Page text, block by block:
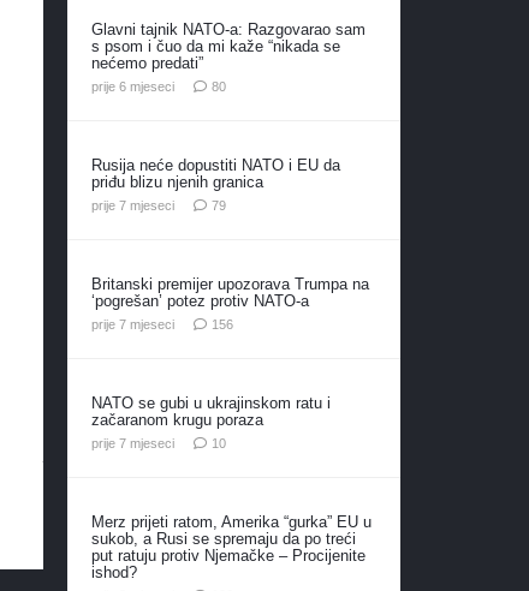
Glavni tajnik NATO-a: Razgovarao sam
s psom i čuo da mi kaže “nikada se
nećemo predati”
prije 6 mjeseci 80komentara
Rusija neće dopustiti NATO i EU da
priđu blizu njenih granica
prije 7 mjeseci 79komentara
Britanski premijer upozorava Trumpa na
‘pogrešan’ potez protiv NATO-a
prije 7 mjeseci 156komentara
NATO se gubi u ukrajinskom ratu i
začaranom krugu poraza
prije 7 mjeseci 10komentara
Merz prijeti ratom, Amerika “gurka” EU u
sukob, a Rusi se spremaju da po treći
put ratuju protiv Njemačke – Procijenite
ishod?